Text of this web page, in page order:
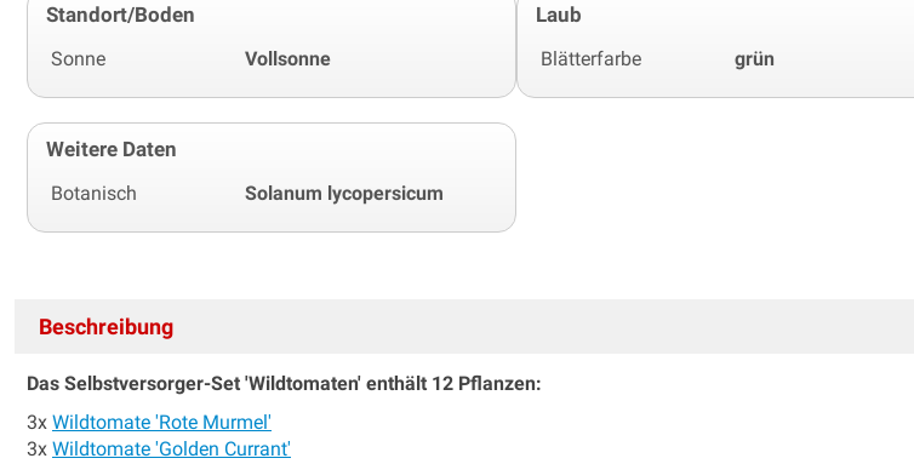
Standort/Boden
Sonne Vollsonne
Laub
Blätterfarbe grün
Weitere Daten
Botanisch Solanum lycopersicum
Beschreibung
Das Selbstversorger-Set 'Wildtomaten' enthält 12 Pflanzen:
3x Wildtomate 'Rote Murmel'
3x Wildtomate 'Golden Currant'